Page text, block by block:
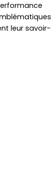
leur savoir-